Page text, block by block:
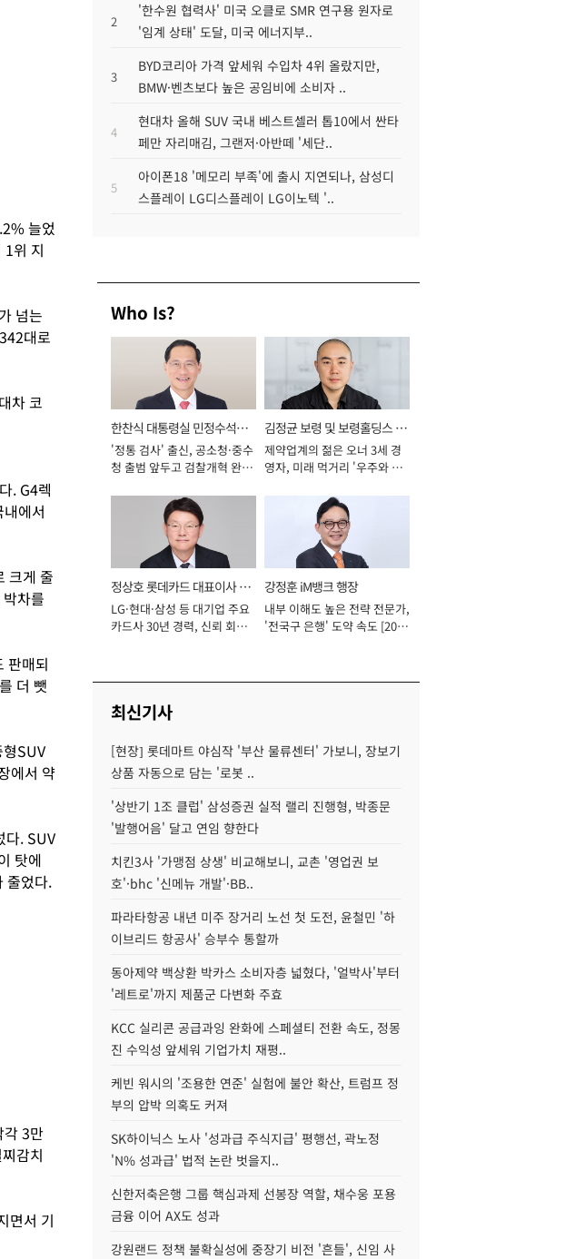
늘었
위 지
넘는
대로
차 코
. G4렉
에서
크게 줄
차를
판매되
더 뺏
SUV
에서 약
다. SUV
탓에
줄었다.
각 3만
감치
면서 기
2
'한수원 협력사' 미국 오클로 SMR 연구용 원자로
'임계 상태' 도달, 미국 에너지부..
3
BYD코리아 가격 앞세워 수입차 4위 올랐지만,
BMW·벤츠보다 높은 공임비에 소비자 ..
4
현대차 올해 SUV 국내 베스트셀러 톱10에서 싼타
페만 자리매김, 그랜저·아반떼 '세단..
5
아이폰18 '메모리 부족'에 출시 지연되나, 삼성디
스플레이 LG디스플레이 LG이노텍 '..
Who Is?
한찬식 대통령실 민정수석비
서관
'정통 검사' 출신, 공소청·중수
청 출범 앞두고 검찰개혁 완수
김정균 보령 및 보령홀딩스 대
표이사 사장
제약업계의 젊은 오너 3세 경
영자, 미래 먹거리 '우주와 헬
정상호 롯데카드 대표이사 사
장
LG·현대·삼성 등 대기업 주요
카드사 30년 경력, 신뢰 회복
강정훈 iM뱅크 행장
내부 이해도 높은 전략 전문가,
'전국구 은행' 도약 속도 [2026
최신기사
[현장] 롯데마트 야심작 '부산 물류센터' 가보니, 장보기
상품 자동으로 담는 '로봇 ..
'상반기 1조 클럽' 삼성증권 실적 랠리 진행형, 박종문
'발행어음' 달고 연임 향한다
치킨3사 '가맹점 상생' 비교해보니, 교촌 '영업권 보
호'·bhc '신메뉴 개발'·BB..
파라타항공 내년 미주 장거리 노선 첫 도전, 윤철민 '하
이브리드 항공사' 승부수 통할까
동아제약 백상환 박카스 소비자층 넓혔다, '얼박사'부터
'레트로'까지 제품군 다변화 주효
KCC 실리콘 공급과잉 완화에 스페셜티 전환 속도, 정몽
진 수익성 앞세워 기업가치 재평..
케빈 워시의 '조용한 연준' 실험에 불안 확산, 트럼프 정
부의 압박 의혹도 커져
SK하이닉스 노사 '성과급 주식지급' 평행선, 곽노정
'N% 성과급' 법적 논란 벗을지..
신한저축은행 그룹 핵심과제 선봉장 역할, 채수웅 포용
금융 이어 AX도 성과
강원랜드 정책 불확실성에 중장기 비전 '흔들', 신임 사